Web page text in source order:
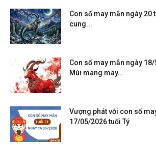
Con số may mắn ngày 20
cung...
Con số may mắn ngày
Mùi mang may...
Vượng phát với con số
17/05/2026 tuổi Tý